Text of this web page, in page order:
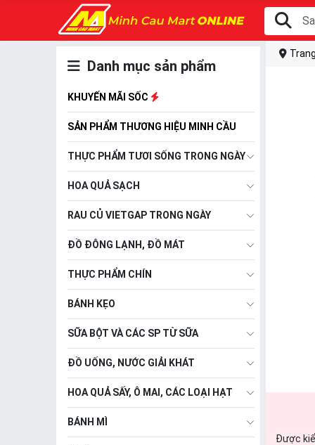
Danh mục sản phẩm
KHUYẾN MÃI SỐC
SẢN PHẨM THƯƠNG HIỆU MINH CẦU
THỰC PHẨM TƯƠI SỐNG TRONG NGÀY
HOA QUẢ SẠCH
RAU CỦ VIETGAP TRONG NGÀY
ĐỒ ĐÔNG LẠNH, ĐỒ MÁT
THỰC PHẨM CHÍN
BÁNH KẸO
SỮA BỘT VÀ CÁC SP TỪ SỮA
ĐỒ UỐNG, NƯỚC GIẢI KHÁT
HOA QUẢ SẤY, Ô MAI, CÁC LOẠI HẠT
BÁNH MÌ
Được